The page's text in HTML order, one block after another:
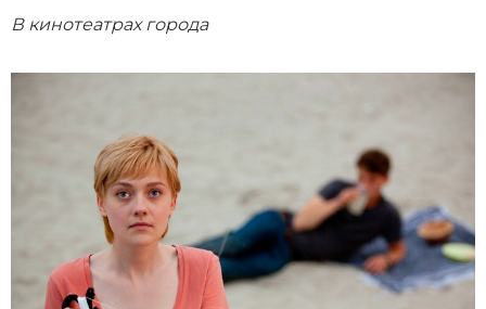
В кинотеатрах города